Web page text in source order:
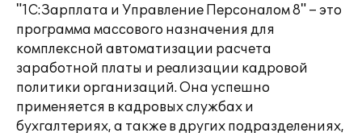
"1С:Зарплата и Управление Персоналом 8" – это
программа массового назначения для
комплексной автоматизации расчета
заработной платы и реализации кадровой
политики организаций. Она успешно
применяется в кадровых службах и
бухгалтериях, а также в других подразделениях,